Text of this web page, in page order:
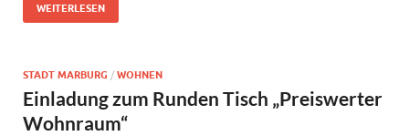
WEITERLESEN
STADT MARBURG / WOHNEN
Einladung zum Runden Tisch „Preiswerter
Wohnraum“